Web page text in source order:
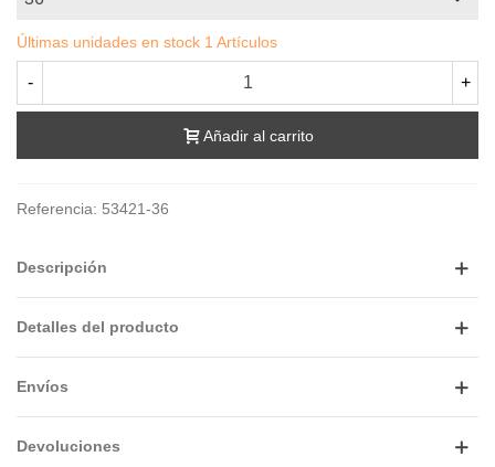
Últimas unidades en stock 1 Artículos
- +
Añadir al carrito
Referencia: 53421-36
Descripción
Detalles del producto
Envíos
Devoluciones